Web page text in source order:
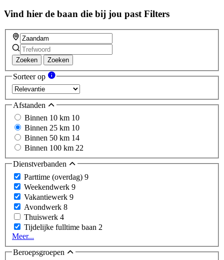
Vind hier de baan die bij jou past Filters
Zoeken Zoeken
Sorteer op
Afstanden
Binnen 10 km 10
Binnen 25 km 10
Binnen 50 km 14
Binnen 100 km 22
Dienstverbanden
Parttime (overdag) 9
Weekendwerk 9
Vakantiewerk 9
Avondwerk 8
Thuiswerk 4
Tijdelijke fulltime baan 2
Meer...
Beroepsgroepen